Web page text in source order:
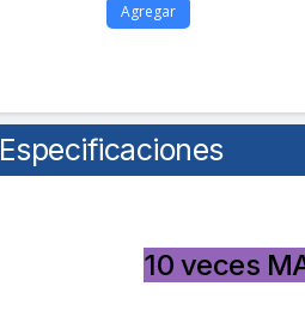
Agregar
Especificaciones
10 veces